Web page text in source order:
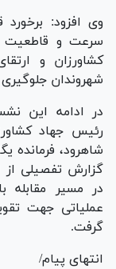
وی افزود:
سرعت و قاطعیت
کشاورزان و
شهروندان
در ادامه این
رئیس جهاد
شاهرود، فرمانده
گزارش تفصیلی
در مسیر مقابله
عملیاتی جهت
گرفت.
انتهای پیام/